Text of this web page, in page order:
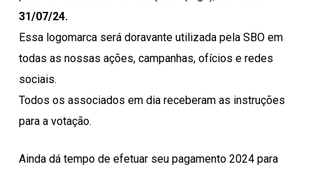
31/07/24.
Essa logomarca será doravante utilizada pela SBO em
todas as nossas ações, campanhas, ofícios e redes
sociais.
Todos os associados em dia receberam as instruções
para a votação.
Ainda dá tempo de efetuar seu pagamento 2024 para